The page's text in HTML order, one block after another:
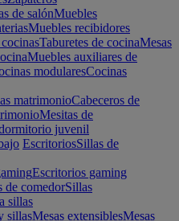
de salónMuebles
Muebles recibidores
Taburetes de cocinaMesas
Muebles auxiliares de
modularesCocinas
matrimonioCabeceros de
Mesitas de
juvenil
EscritoriosSillas de
Escritorios gaming
de comedorSillas
sillas
sillasMesas extensiblesMesas